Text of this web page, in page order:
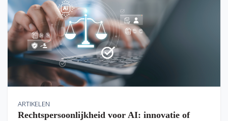
ARTIKELEN
Rechtspersoonlijkheid voor AI: innovatie of